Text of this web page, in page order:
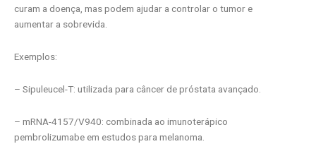
curam a doença, mas podem ajudar a controlar o tumor e
aumentar a sobrevida.
Exemplos:
– Sipuleucel-T: utilizada para câncer de próstata avançado.
– mRNA-4157/V940: combinada ao imunoterápico
pembrolizumabe em estudos para melanoma.